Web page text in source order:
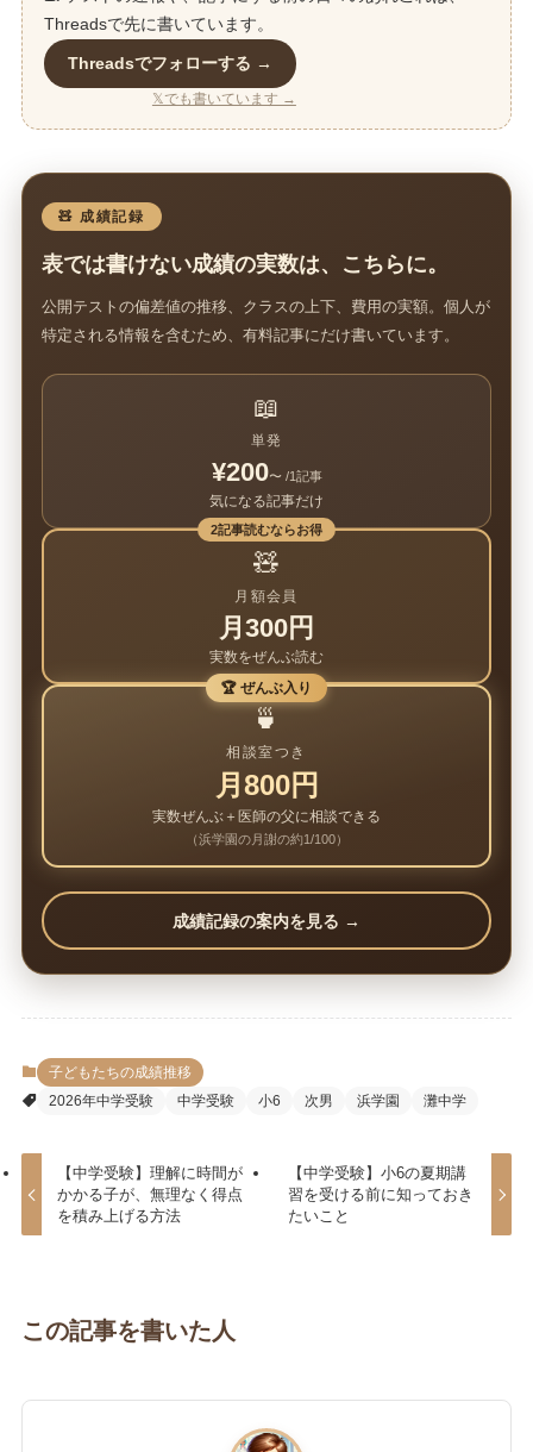
Threadsで先に書いています。
Threadsでフォローする →
𝕏でも書いています →
🧸 成績記録
表では書けない成績の実数は、こちらに。
公開テストの偏差値の推移、クラスの上下、費用の実額。個人が
特定される情報を含むため、有料記事にだけ書いています。
📖
単発
¥200〜 /1記事
気になる記事だけ
2記事読むならお得
🧸
月額会員
月300円
実数をぜんぶ読む
🏆 ぜんぶ入り
🍵
相談室つき
月800円
実数ぜんぶ＋医師の父に相談できる
（浜学園の月謝の約1/100）
成績記録の案内を見る →
子どもたちの成績推移
2026年中学受験
中学受験 小6 次男 浜学園 灘中学
【中学受験】理解に時間が
かかる子が、無理なく得点
を積み上げる方法
【中学受験】小6の夏期講
習を受ける前に知っておき
たいこと
この記事を書いた人